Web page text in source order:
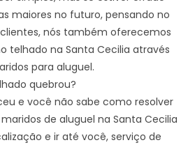
maiores no futuro, pensando no
nós também oferecemos
telhado na Santa Cecilia através
para aluguel.
quebrou?
e você não sabe como resolver
de aluguel na Santa Cecilia
e ir até você, serviço de